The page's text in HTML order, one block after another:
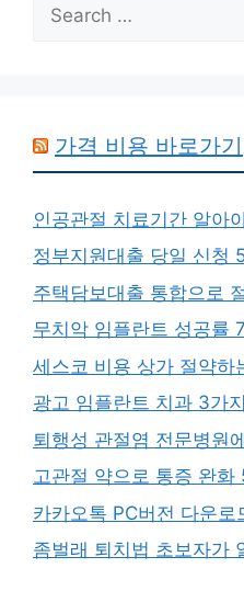
for:
가격 비용 바로가기
인공관절 치료기간 알아
정부지원대출 당일 신청
주택담보대출 통합으로
무치악 임플란트 성공률
세스코 비용 상가 절약하
광고 임플란트 치과 3가
퇴행성 관절염 전문병원
고관절 약으로 통증 완화
카카오톡 PC버전 다운
좀벌래 퇴치법 초보자가